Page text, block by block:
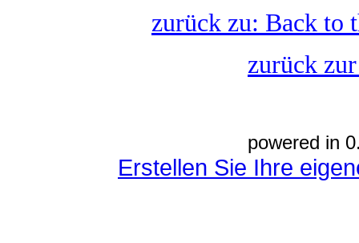
zurück zu: Back to
zurück
powered in
Erstellen Sie Ihre